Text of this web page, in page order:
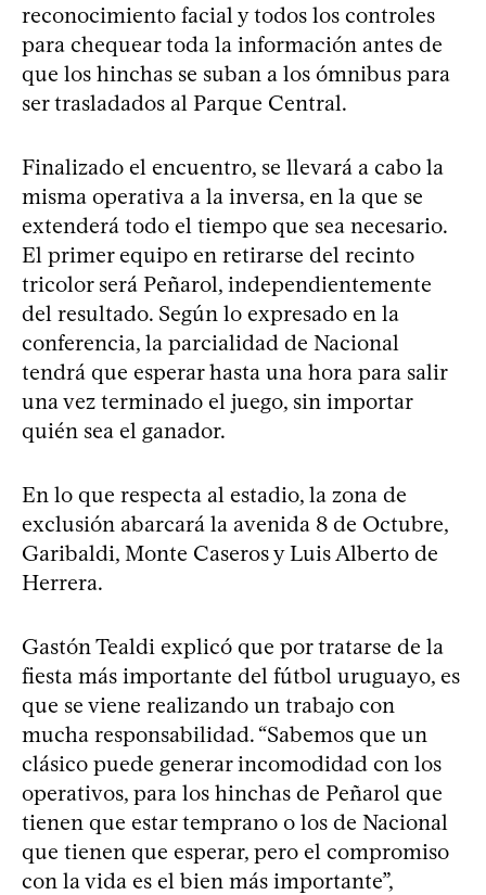
reconocimiento facial y todos los controles
para chequear toda la información antes de
que los hinchas se suban a los ómnibus para
ser trasladados al Parque Central.
Finalizado el encuentro, se llevará a cabo la
misma operativa a la inversa, en la que se
extenderá todo el tiempo que sea necesario.
El primer equipo en retirarse del recinto
tricolor será Peñarol, independientemente
del resultado. Según lo expresado en la
conferencia, la parcialidad de Nacional
tendrá que esperar hasta una hora para salir
una vez terminado el juego, sin importar
quién sea el ganador.
En lo que respecta al estadio, la zona de
exclusión abarcará la avenida 8 de Octubre,
Garibaldi, Monte Caseros y Luis Alberto de
Herrera.
Gastón Tealdi explicó que por tratarse de la
fiesta más importante del fútbol uruguayo, es
que se viene realizando un trabajo con
mucha responsabilidad. “Sabemos que un
clásico puede generar incomodidad con los
operativos, para los hinchas de Peñarol que
tienen que estar temprano o los de Nacional
que tienen que esperar, pero el compromiso
con la vida es el bien más importante”,